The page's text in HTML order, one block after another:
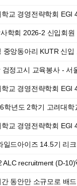
학교 경영전략학회 EGI
학회 2026-2 신입회원
중앙동아리 KUTR 신입
검정고시 교육봉사 - 서
학교 경영전략학회 EGI
학년도 2학기 고려대
학교 경영전략학회 EGI
일드아이즈 14.5기 리
ALC recruitment (D-
간 동안만 소규모로 배